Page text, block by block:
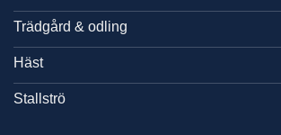
Trädgård & odling
Häst
Stallströ